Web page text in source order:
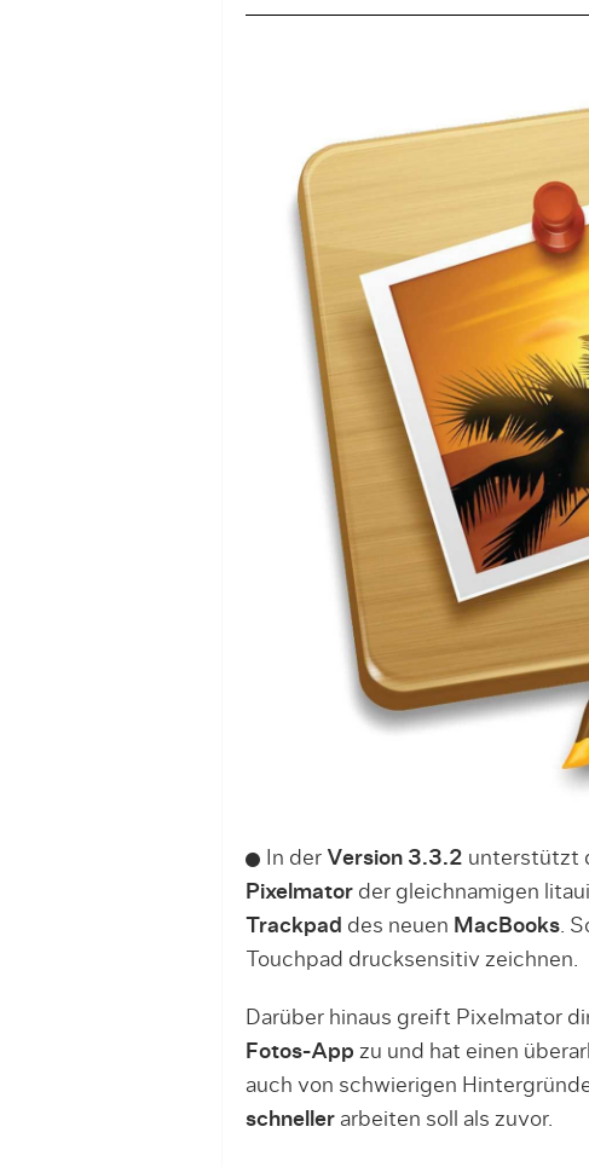
In der Version 3.3.2 unterstützt
Pixelmatorder gleichnamigen
Trackpad des neuen MacBooks.
Touchpad drucksensitiv zeichnen.
Darüber hinaus greift Pixelmator
Fotos-App zu und hat einen
auch von schwierigen
schnellerarbeiten soll als zuvor.